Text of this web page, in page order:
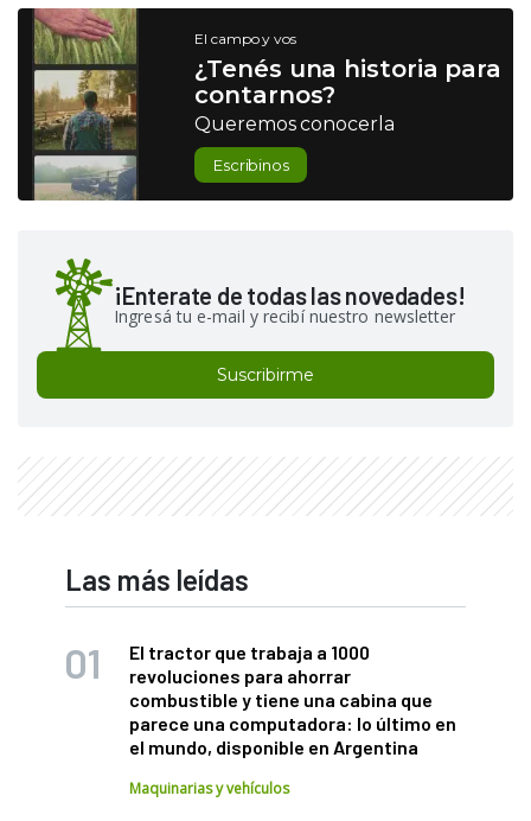
El campo y vos
¿Tenés una historia para
contarnos?
Queremos conocerla
Escribinos
¡Enterate de todas las novedades!
Ingresá tu e-mail y recibí nuestro newsletter
Suscribirme
Las más leídas
El tractor que trabaja a 1000
revoluciones para ahorrar
combustible y tiene una cabina que
parece una computadora: lo último en
el mundo, disponible en Argentina
Maquinarias y vehículos